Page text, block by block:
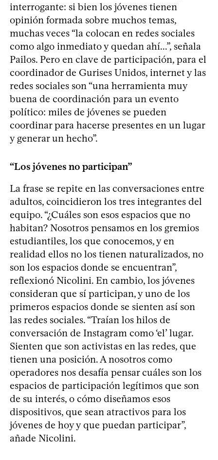
interrogante: si bien los jóvenes tienen
opinión formada sobre muchos temas,
muchas veces “la colocan en redes sociales
como algo inmediato y quedan ahí...”, señala
Pailos. Pero en clave de participación, para el
coordinador de Gurises Unidos, internet y las
redes sociales son “una herramienta muy
buena de coordinación para un evento
político: miles de jóvenes se pueden
coordinar para hacerse presentes en un lugar
y generar un hecho”.
“Los jóvenes no participan”
La frase se repite en las conversaciones entre
adultos, coincidieron los tres integrantes del
equipo. “¿Cuáles son esos espacios que no
habitan? Nosotros pensamos en los gremios
estudiantiles, los que conocemos, y en
realidad ellos no los tienen naturalizados, no
son los espacios donde se encuentran”,
reflexionó Nicolini. En cambio, los jóvenes
consideran que sí participan, y uno de los
primeros espacios donde se sienten así son
las redes sociales. “Traían los hilos de
conversación de Instagram como ‘el’ lugar.
Sienten que son activistas en las redes, que
tienen una posición. A nosotros como
operadores nos desafía pensar cuáles son los
espacios de participación legítimos que son
de su interés, o cómo diseñamos esos
dispositivos, que sean atractivos para los
jóvenes de hoy y que puedan participar”,
añade Nicolini.